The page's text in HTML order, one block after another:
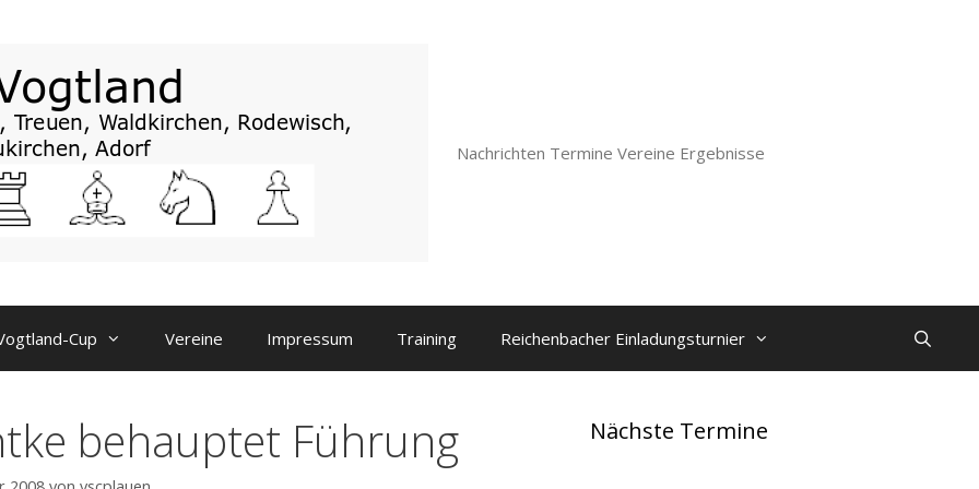
Nachrichten Termine Vereine Ergebnisse
Cup Vereine Impressum Training Reichenbacher Einladungsturnier
behauptet Führung Nächste Termine